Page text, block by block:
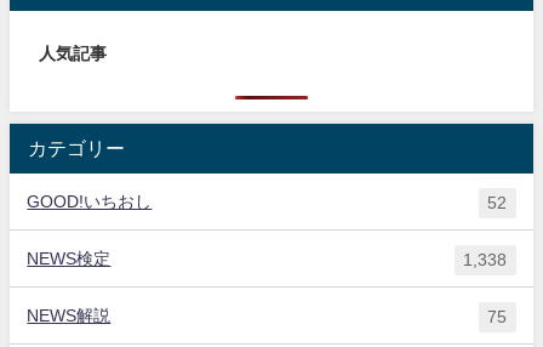
人気記事
カテゴリー
GOOD!いちおし 52
NEWS検定 1,338
NEWS解説 75